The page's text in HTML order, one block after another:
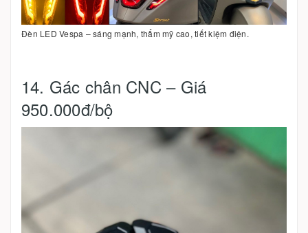
Đèn LED Vespa – sáng mạnh, thẩm mỹ cao, tiết kiệm điện.
14. Gác chân CNC – Giá
950.000đ/bộ